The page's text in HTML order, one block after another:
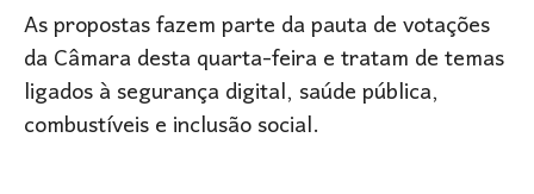
As propostas fazem parte da pauta de votações
da Câmara desta quarta-feira e tratam de temas
ligados à segurança digital, saúde pública,
combustíveis e inclusão social.